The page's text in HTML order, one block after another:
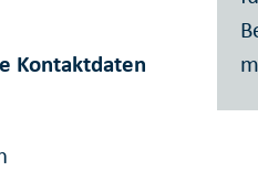
Kontaktdaten